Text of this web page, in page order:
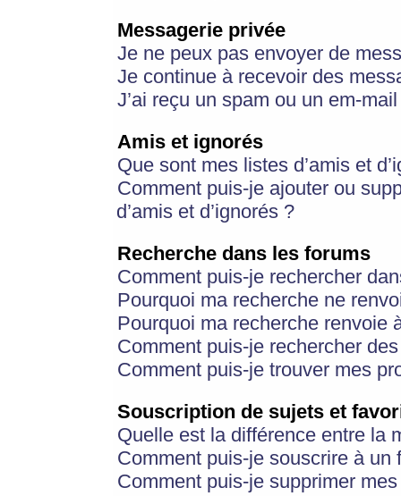
Messagerie privée
Je ne peux pas envoyer de
Je continue à recevoir des
J’ai reçu un spam ou un em-
Amis et ignorés
Que sont mes listes d’amis et
Comment puis-je ajouter ou
d’amis et d’ignorés ?
Recherche dans les forums
Comment puis-je rechercher
Pourquoi ma recherche ne
Pourquoi ma recherche renvoie
Comment puis-je rechercher
Comment puis-je trouver mes
Souscription de sujets et
Quelle est la différence entre la
Comment puis-je souscrire à
Comment puis-je supprimer